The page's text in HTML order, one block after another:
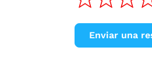
Enviar una